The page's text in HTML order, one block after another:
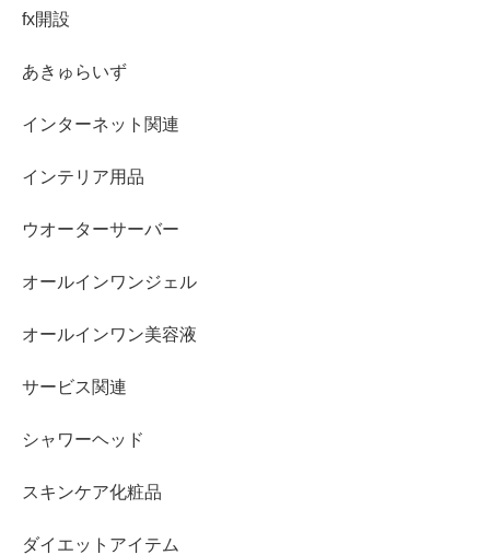
fx開設
あきゅらいず
インターネット関連
インテリア用品
ウオーターサーバー
オールインワンジェル
オールインワン美容液
サービス関連
シャワーヘッド
スキンケア化粧品
ダイエットアイテム